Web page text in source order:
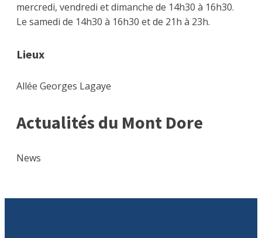
mercredi, vendredi et dimanche de 14h30 à 16h30.
Le samedi de 14h30 à 16h30 et de 21h à 23h.
Lieux
Allée Georges Lagaye
Actualités du Mont Dore
News